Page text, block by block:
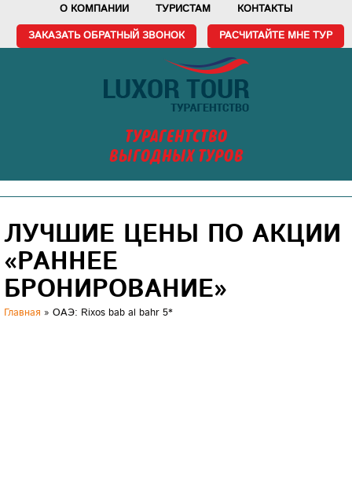
О КОМПАНИИ ТУРИСТАМ КОНТАКТЫ
ЗАКАЗАТЬ ОБРАТНЫЙ ЗВОНОК РАСЧИТАЙТЕ МНЕ ТУР
ТУРАГЕНТСТВО
ВЫГОДНЫХ ТУРОВ
ЛУЧШИЕ ЦЕНЫ ПО АКЦИИ
«РАННЕЕ
БРОНИРОВАНИЕ»
Главная » ОАЭ: Rixos bab al bahr 5*